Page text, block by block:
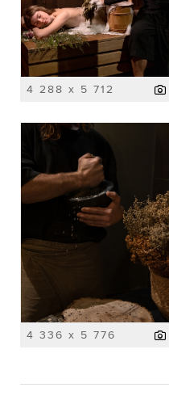
4 288 x 5 712
4 336 x 5 776